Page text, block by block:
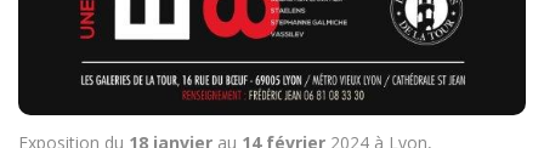
Exposition du 18 janvier au 14 février 2024 à Lyon,